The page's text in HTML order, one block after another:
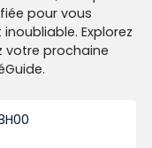
pour vous
Explorez
votre prochaine